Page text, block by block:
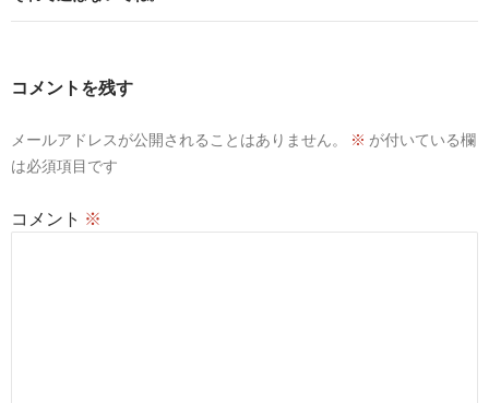
ョ
コメントを残す
メールアドレスが公開されることはありません。 ※ が付いている欄
は必須項目です
コメント ※